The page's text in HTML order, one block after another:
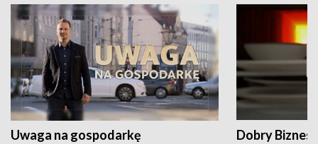
Uwaga na gospodarkę Dobry Biznes